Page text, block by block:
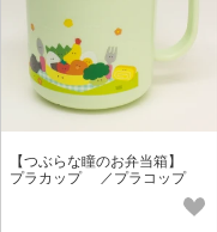
【つぶらな瞳のお弁当箱】
プラカップ ／プラコップ